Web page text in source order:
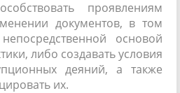
проявлениям
документов, в том
основой
либо создавать условия
деяний, а также
их.